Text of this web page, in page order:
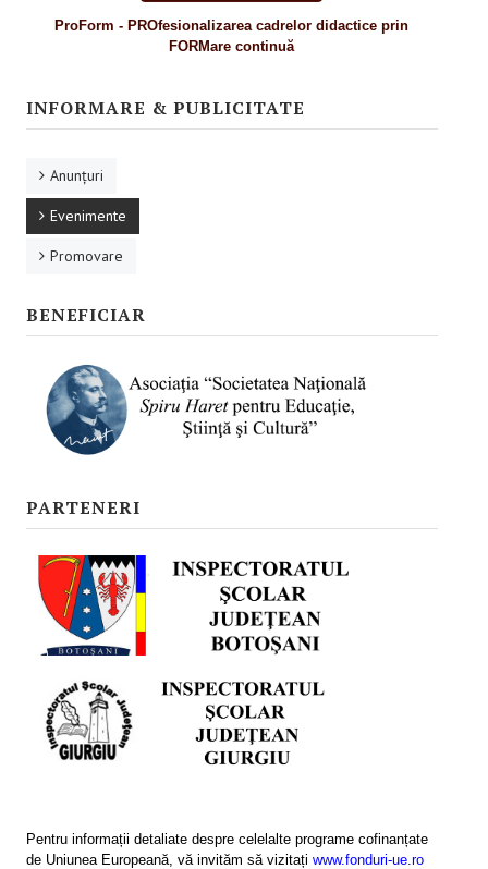
Pentru educaţie incluzivă
Pentru management instituțional
Pentru educație incluzivă
Pentru capacitate instituţională
ACCES BLACKBOARD
SESIUNI ONLINE
CONTACT
ProForm - PROfesionalizarea cadrelor didactice prin
FORMare continuă
INFORMARE & PUBLICITATE
Anunţuri
Evenimente
Promovare
BENEFICIAR
PARTENERI
Pentru informații detaliate despre celelalte programe cofinanțate
de Uniunea Europeană, vă invităm să vizitați www.fonduri-ue.ro